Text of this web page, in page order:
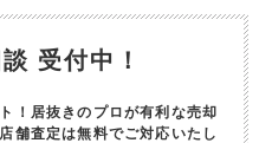
受付中！
！ 居抜きのプロが有利な売却
舗査定は無料でご対応いたし